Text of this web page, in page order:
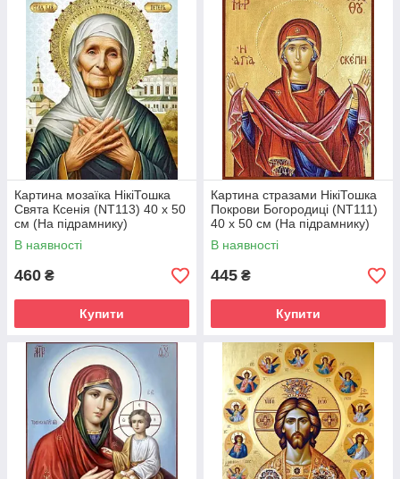
Картина мозаїка НікіТошка
Свята Ксенія (NT113) 40 х 50
см (На підрамнику)
В наявності
460 ₴
Купити
Картина стразами НікіТошка
Покрови Богородиці (NT111)
40 х 50 см (На підрамнику)
В наявності
445 ₴
Купити